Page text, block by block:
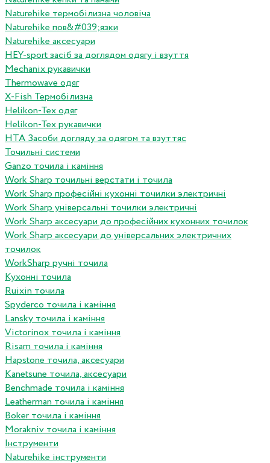
Naturehike термобілизна чоловіча
Naturehike пов&#039;язки
Naturehike аксесуари
HEY-sport засіб за доглядом одягу і взуття
Mechanix рукавички
Thermowave одяг
X-Fish Термобілизна
Helikon-Tex одяг
Helikon-Tex рукавички
HTA Засоби догляду за одягом та взуттяс
Точильні системи
Ganzo точила і каміння
Work Sharp точильні верстати і точила
Work Sharp професiйнi кухоннi точилки электричнi
Work Sharp унiверсальнi точилки электричнi
Work Sharp аксесуари до професiйних кухонних точилок
Work Sharp аксесуари до унiверсальних электричних
точилок
WorkSharp ручні точила
Кухонні точила
Ruixin точила
Spyderco точила і каміння
Lansky точила і каміння
Victorinox точила і каміння
Risam точила і каміння
Hapstone точила, аксесуари
Kanetsune точила, аксесуари
Benchmade точила і каміння
Leatherman точила і каміння
Boker точила і каміння
Morakniv точила і каміння
Інструменти
Naturehike інструменти